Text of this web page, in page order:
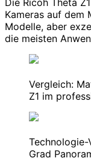
Die Ricoh Theta
Kameras auf dem
Modelle, aber
die meisten
Vergleich:
Z1 im
Grad